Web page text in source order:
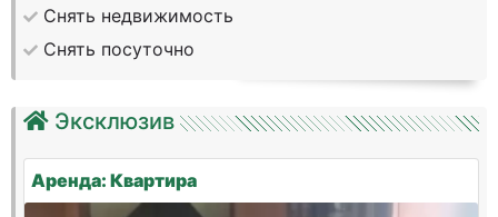
Снять недвижимость
Снять посуточно
Эксклюзив
Аренда: Квартира